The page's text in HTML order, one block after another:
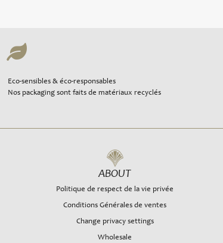
Eco-sensibles & éco-responsables
Nos packaging sont faits de matériaux recyclés
ABOUT
Politique de respect de la vie privée
Conditions Générales de ventes
Change privacy settings
Wholesale